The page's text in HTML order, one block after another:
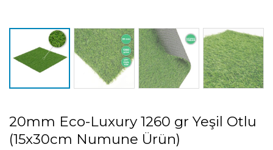
20mm Eco-Luxury 1260 gr Yeşil Otlu
(15x30cm Numune Ürün)